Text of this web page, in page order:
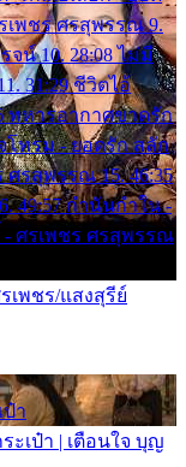
เพชร ศรสุพรรณ 9.
จน์ 10. 28:08 ไม่มี
31:29 ชีวิตไอ้
ทหารอากาศขาดรัก
โทรม - ยอดรัก สลัก
ศรสุพรรณ 15. 46:35
49:57 กำนันกำใน -
- ศรเพชร ศรสุพรรณ
เพชร/แสงสุรีย์
ป๋า
ะเป๋า | เตือนใจ บุญ